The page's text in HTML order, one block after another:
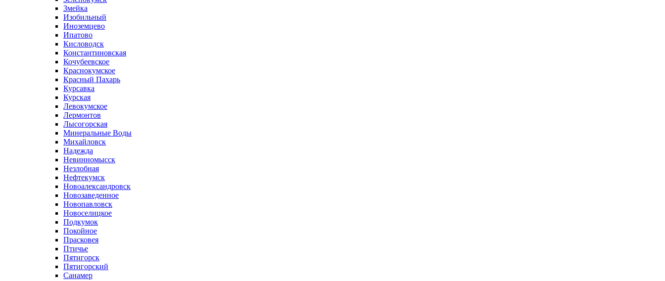
Змейка
Изобильный
Иноземцево
Ипатово
Кисловодск
Константиновская
Кочубеевское
Краснокумское
Красный Пахарь
Курсавка
Курская
Левокумское
Лермонтов
Лысогорская
Минеральные Воды
Михайловск
Надежда
Невинномысск
Незлобная
Нефтекумск
Новоалександровск
Новозаведенное
Новопавловск
Новоселицкое
Подкумок
Покойное
Прасковея
Птичье
Пятигорск
Пятигорский
Санамер